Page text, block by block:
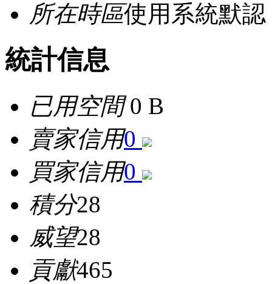
所在時區使用系統默認
統計信息
已用空間0 B
賣家信用0
買家信用0
積分28
威望28
貢獻465